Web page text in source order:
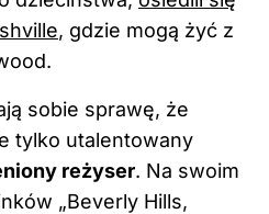
, gdzie mogą żyć z
sobie sprawę, że
tylko utalentowany
reżyser. Na swoim
„Beverly Hills,